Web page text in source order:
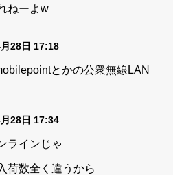
ねーよw
28日 17:18
とかの公衆無線LAN
28日 17:34
ラインじゃ
荷数全く違うから